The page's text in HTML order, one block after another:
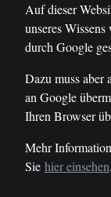
Auf dieser
unseres
durch Google
Dazu muss aber
an Google
Ihren Browser
Mehr
Sie hier einsehen.